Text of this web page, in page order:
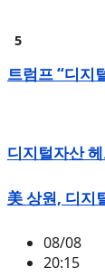
트럼프 “디지
디지털자산
美 상원, 디지
08/08
20:15